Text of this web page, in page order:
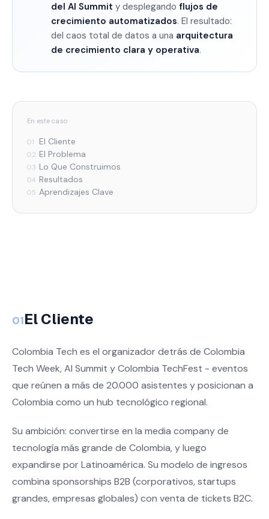
del AI Summit y desplegando flujos de
crecimiento automatizados. El resultado:
del caos total de datos a una arquitectura
de crecimiento clara y operativa.
En este caso
01 El Cliente
02 El Problema
03 Lo Que Construimos
04 Resultados
05 Aprendizajes Clave
01El Cliente
Colombia Tech es el organizador detrás de Colombia
Tech Week, AI Summit y Colombia TechFest - eventos
que reúnen a más de 20.000 asistentes y posicionan a
Colombia como un hub tecnológico regional.
Su ambición: convertirse en la media company de
tecnología más grande de Colombia, y luego
expandirse por Latinoamérica. Su modelo de ingresos
combina sponsorships B2B (corporativos, startups
grandes, empresas globales) con venta de tickets B2C.